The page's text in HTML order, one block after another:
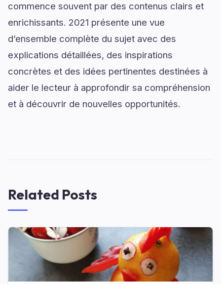
commence souvent par des contenus clairs et
enrichissants. 2021 présente une vue
d’ensemble complète du sujet avec des
explications détaillées, des inspirations
concrètes et des idées pertinentes destinées à
aider le lecteur à approfondir sa compréhension
et à découvrir de nouvelles opportunités.
Related Posts